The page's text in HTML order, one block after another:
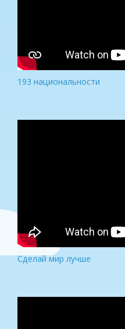
193 национальности
Сделай мир лучше